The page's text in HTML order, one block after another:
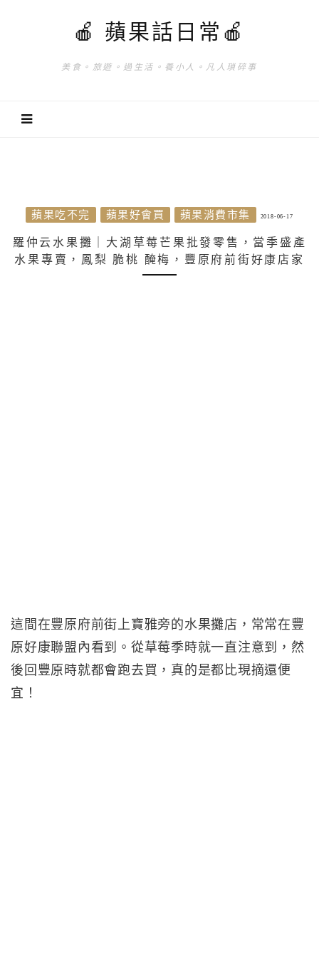
🍎 蘋果話日常🍎
美食。旅遊。過生活。養小人。凡人瑣碎事
蘋果吃不完 蘋果好會買 蘋果消費市集 2018-06-17
羅仲云水果攤｜大湖草莓芒果批發零售，當季盛產
水果專賣，鳳梨 脆桃 醃梅，豐原府前街好康店家
這間在豐原府前街上寶雅旁的水果攤店，常常在豐
原好康聯盟內看到。從草莓季時就一直注意到，然
後回豐原時就都會跑去買，真的是都比現摘還便
宜！